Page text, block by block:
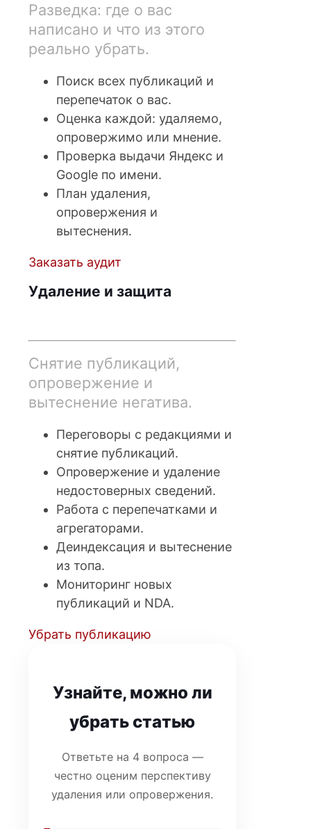
Разведка: где о вас
написано и что из этого
реально убрать.
Поиск всех публикаций и
перепечаток о вас.
Оценка каждой: удаляемо,
опровержимо или мнение.
Проверка выдачи Яндекс и
Google по имени.
План удаления,
опровержения и
вытеснения.
Заказать аудит
Удаление и защита
Снятие публикаций,
опровержение и
вытеснение негатива.
Переговоры с редакциями и
снятие публикаций.
Опровержение и удаление
недостоверных сведений.
Работа с перепечатками и
агрегаторами.
Деиндексация и вытеснение
из топа.
Мониторинг новых
публикаций и NDA.
Убрать публикацию
Узнайте, можно ли
убрать статью
Ответьте на 4 вопроса —
честно оценим перспективу
удаления или опровержения.